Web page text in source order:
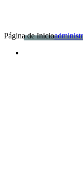
Página de Inicio